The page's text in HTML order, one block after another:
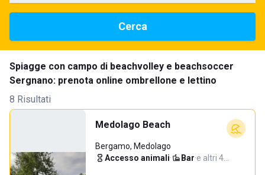
Cerca
Spiagge con campo di beachvolley e beachsoccer
Sergnano: prenota online ombrellone e lettino
8 Risultati
Medolago Beach
Bergamo, Medolago
Accesso animali· Bar·e altri 4…